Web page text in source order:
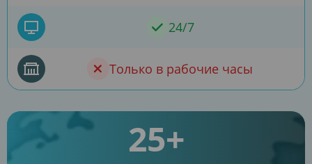
24/7
Только в рабочие часы
25+